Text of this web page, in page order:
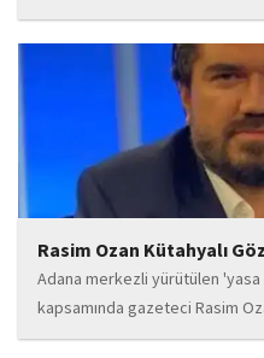
geceye damga vurdu. Takı
Wilma...
Rasim Ozan Kütahyalı
Adana merkezli yürütülen 'yasa
kapsamında gazeteci Rasim
gözaltına alındı.